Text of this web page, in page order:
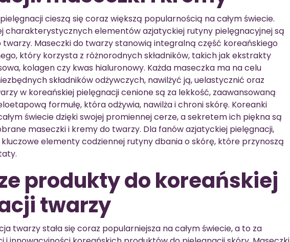
cieszą się coraz większą popularnością na całym świecie.
charakterystycznych elementów azjatyckiej rutyny pielęgnacyjnej są
twarzy. Maseczki do twarzy stanowią integralną część koreańskiego
który korzysta z różnorodnych składników, takich jak ekstrakty
kolagen czy kwas hialuronowy. Każda maseczka ma na celu
składników odżywczych, nawilżyć ją, uelastycznić oraz
w koreańskiej pielęgnacji cenione są za lekkość, zaawansowaną
formułę, która odżywia, nawilża i chroni skórę. Koreanki
świecie dzięki swojej promiennej cerze, a sekretem ich piękna są
maseczki i kremy do twarzy. Dla fanów azjatyckiej pielęgnacji,
elementy codziennej rutyny dbania o skórę, które przynoszą
produkty do koreańskiej
twarzy
twarzy stała się coraz popularniejsza na całym świecie, a to za